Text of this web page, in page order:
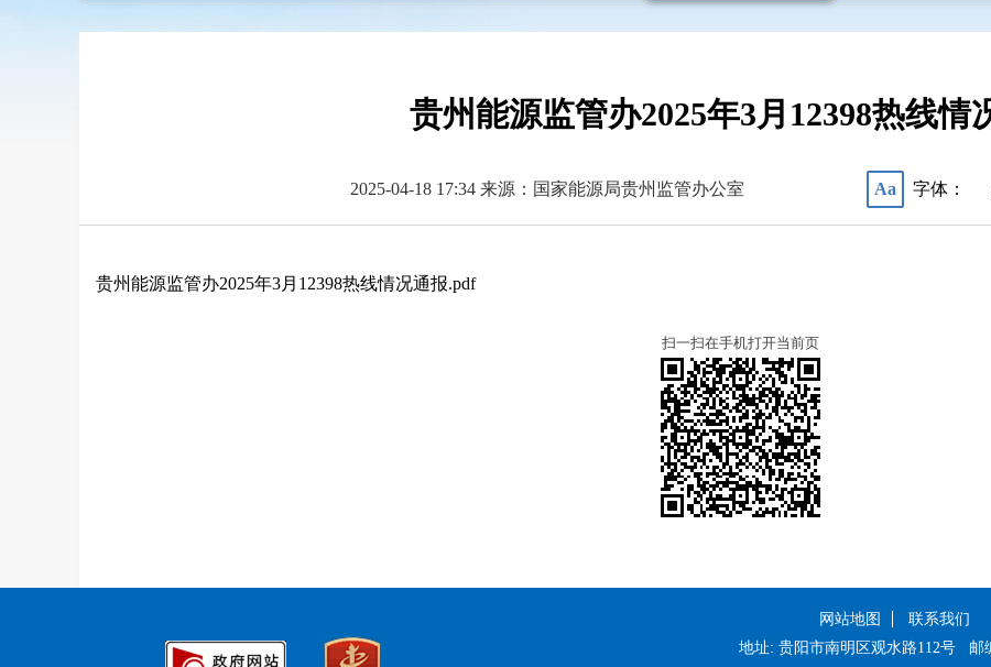
贵州能源监管办2025年3月12398热线情
2025-04-18 17:34 来源：国家能源局贵州监管办公室 Aa 字体：
贵州能源监管办2025年3月12398热线情况通报.pdf
扫一扫在手机打开当前页
网站地图
联系我们
地址: 贵阳市南明区观水路112号
邮